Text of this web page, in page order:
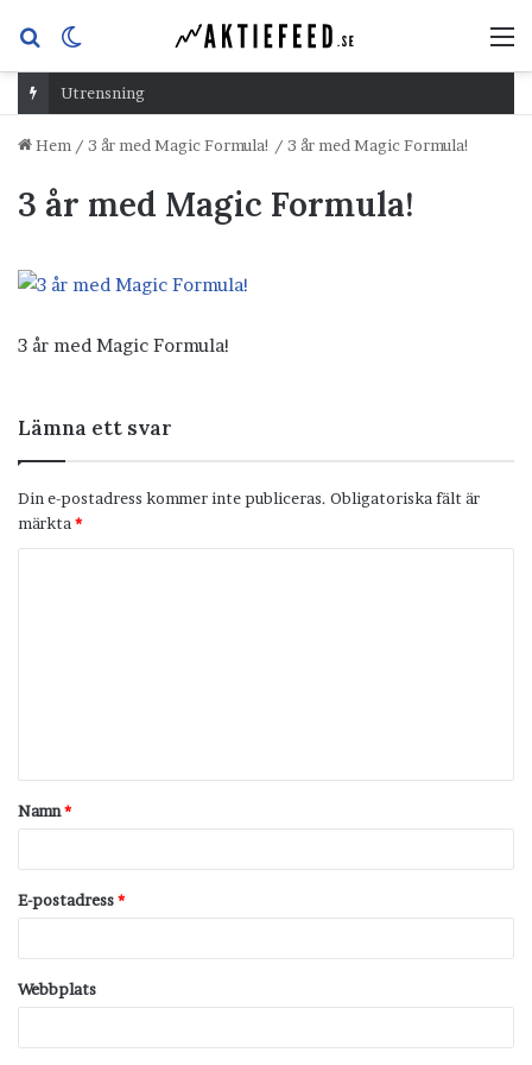
Sök
efterskin
Utrensning
Hem / 3 år med Magic Formula! / 3 år med Magic Formula!
3 år med Magic Formula!
3 år med Magic Formula!
Lämna ett svar
Din e-postadress kommer inte publiceras. Obligatoriska fält är
märkta *
t
a
Namn*
E-postadress*
Webbplats